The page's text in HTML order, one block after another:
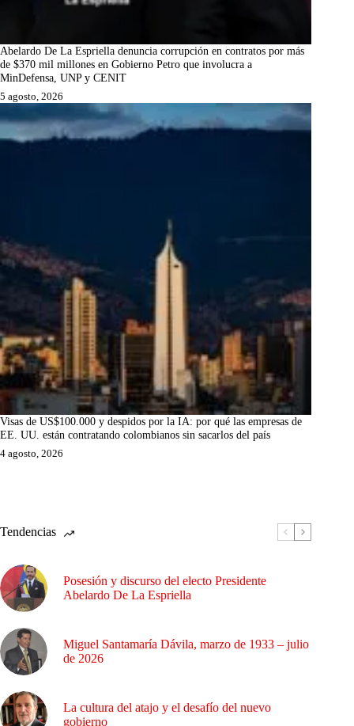
Abelardo De La Espriella denuncia corrupción en contratos por más
de $370 mil millones en Gobierno Petro que involucra a
MinDefensa, UNP y CENIT
5 agosto, 2026
Visas de US$100.000 y despidos por la IA: por qué las empresas de
EE. UU. están contratando colombianos sin sacarlos del país
4 agosto, 2026
Tendencias
Posesión y discurso del electo Presidente
Abelardo De La Espriella
Miguel Santamaría Dávila, marzo de 1933 – julio
de 2026
La cultura del atajo y el desafío del nuevo
gobierno